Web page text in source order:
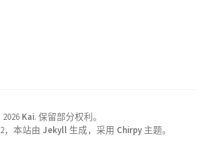
2026 Kai. 保留部分权利。
，本站由 Jekyll 生成，采用 Chirpy 主题。